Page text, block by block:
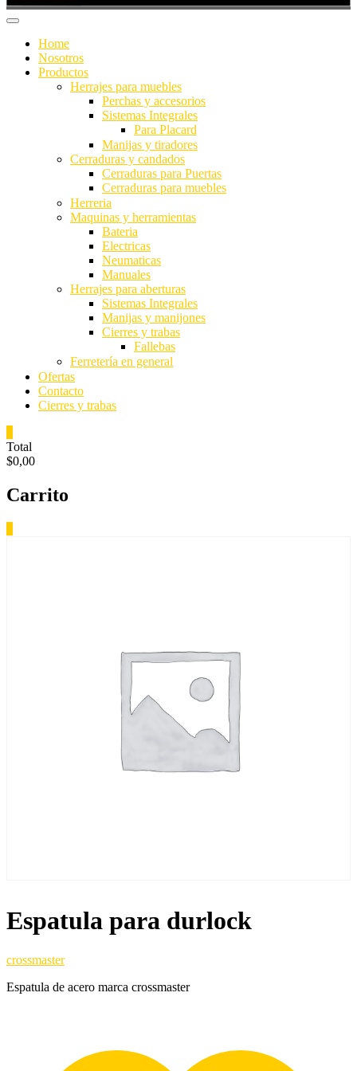
Home
Nosotros
Productos
Herrajes para muebles
Perchas y accesorios
Sistemas Integrales
Para Placard
Manijas y tiradores
Cerraduras y candados
Cerraduras para Puertas
Cerraduras para muebles
Herreria
Maquinas y herramientas
Bateria
Electricas
Neumaticas
Manuales
Herrajes para aberturas
Sistemas Integrales
Manijas y manijones
Cierres y trabas
Fallebas
Ferretería en general
Ofertas
Contacto
Cierres y trabas
Total
$0,00
Carrito
Espatula para durlock
crossmaster
Espatula de acero marca crossmaster